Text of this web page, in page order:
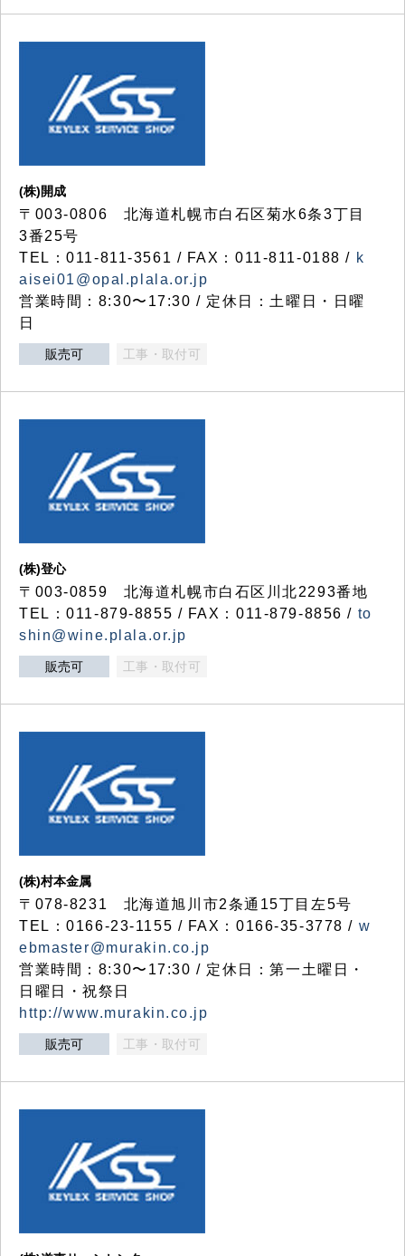
(株)開成
〒003-0806 北海道札幌市白石区菊水6条3丁目
3番25号
TEL：011-811-3561 / FAX：011-811-0188 / k
aisei01@opal.plala.or.jp
営業時間：8:30〜17:30 / 定休日：土曜日・日曜
日
販売可 工事・取付可
(株)登心
〒003-0859 北海道札幌市白石区川北2293番地
TEL：011-879-8855 / FAX：011-879-8856 / to
shin@wine.plala.or.jp
販売可 工事・取付可
(株)村本金属
〒078-8231 北海道旭川市2条通15丁目左5号
TEL：0166-23-1155 / FAX：0166-35-3778 / w
ebmaster@murakin.co.jp
営業時間：8:30〜17:30 / 定休日：第一土曜日・
日曜日・祝祭日
http://www.murakin.co.jp
販売可 工事・取付可